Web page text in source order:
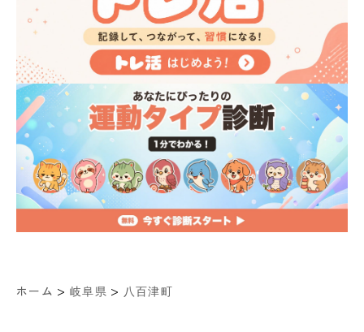
ホーム > 岐阜県 > 八百津町